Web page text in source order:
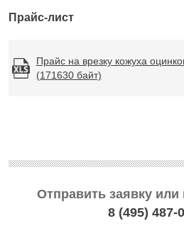
Прайс-лист
Прайс на врезку кожуха
(171630 байт)
Отправить заявку
8 (495) 487-